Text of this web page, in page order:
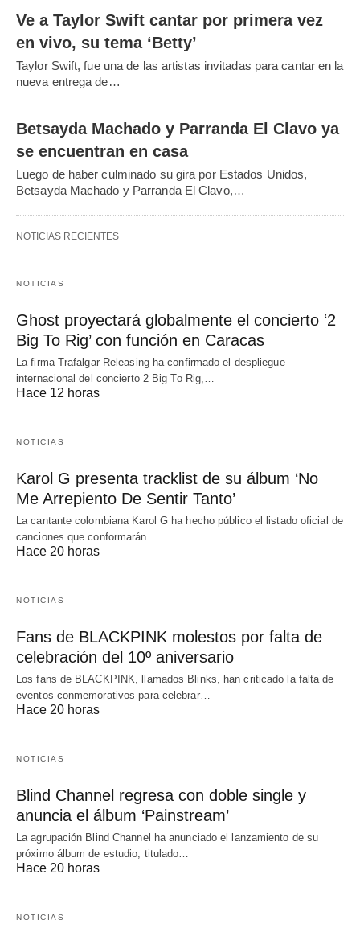
Ve a Taylor Swift cantar por primera vez
en vivo, su tema ‘Betty’
Taylor Swift, fue una de las artistas invitadas para cantar en la
nueva entrega de…
Betsayda Machado y Parranda El Clavo ya
se encuentran en casa
Luego de haber culminado su gira por Estados Unidos,
Betsayda Machado y Parranda El Clavo,…
NOTICIAS RECIENTES
NOTICIAS
Ghost proyectará globalmente el concierto ‘2
Big To Rig’ con función en Caracas
La firma Trafalgar Releasing ha confirmado el despliegue
internacional del concierto 2 Big To Rig,…
Hace 12 horas
NOTICIAS
Karol G presenta tracklist de su álbum ‘No
Me Arrepiento De Sentir Tanto’
La cantante colombiana Karol G ha hecho público el listado oficial de
canciones que conformarán…
Hace 20 horas
NOTICIAS
Fans de BLACKPINK molestos por falta de
celebración del 10º aniversario
Los fans de BLACKPINK, llamados Blinks, han criticado la falta de
eventos conmemorativos para celebrar…
Hace 20 horas
NOTICIAS
Blind Channel regresa con doble single y
anuncia el álbum ‘Painstream’
La agrupación Blind Channel ha anunciado el lanzamiento de su
próximo álbum de estudio, titulado…
Hace 20 horas
NOTICIAS